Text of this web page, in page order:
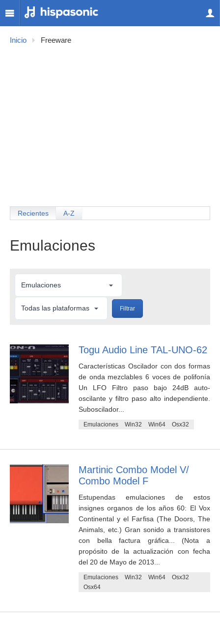
Inicio Freeware
Recientes A-Z
Emulaciones
Filtrar
Togu Audio Line TAL-UNO-62
Características Oscilador con dos formas
de onda mezclables 6 voces de polifonía
Un LFO Filtro paso bajo 24dB auto-
oscilante y filtro paso alto independiente.
Suboscilador...
Emulaciones Win32 Win64 Osx32
Martinic Combo Model V/
Combo Model F
Estupendas emulaciones de estos
insignes organos de los años 60: El Vox
Continental y el Farfisa (The Doors, The
Animals, etc.) Gran sonido a transistores
con bella factura gráfica... (Nota a
propósito de la actualización con fecha
del 20 de Mayo de 2013...
Emulaciones Win32 Win64
Osx32
Osx64